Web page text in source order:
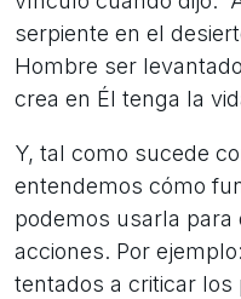
serpiente en el
Hombre ser
crea en Él tenga la
Y, tal como sucede
entendemos cómo
podemos usarla
acciones. Por
tentados a criticar